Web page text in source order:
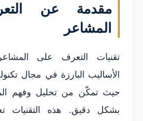
مقدمة عن
المشاعر
تقنيات التعرف على
الأساليب البارزة في مجال
حيث تمكّن من تحليل وفهم
بشكل دقيق. هذه التقنيات